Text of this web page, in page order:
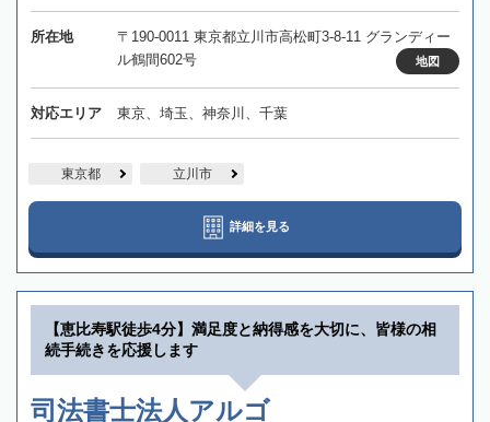
所在地
〒190-0011 東京都立川市高松町3-8-11 グランディー
ル鶴間602号
地図
対応エリア 東京、埼玉、神奈川、千葉
東京都 立川市
詳細を見る
【恵比寿駅徒歩4分】満足度と納得感を大切に、皆様の相
続手続きを応援します
司法書士法人アルゴ